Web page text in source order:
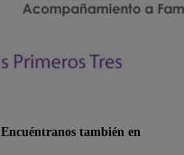
Encuéntranos también en